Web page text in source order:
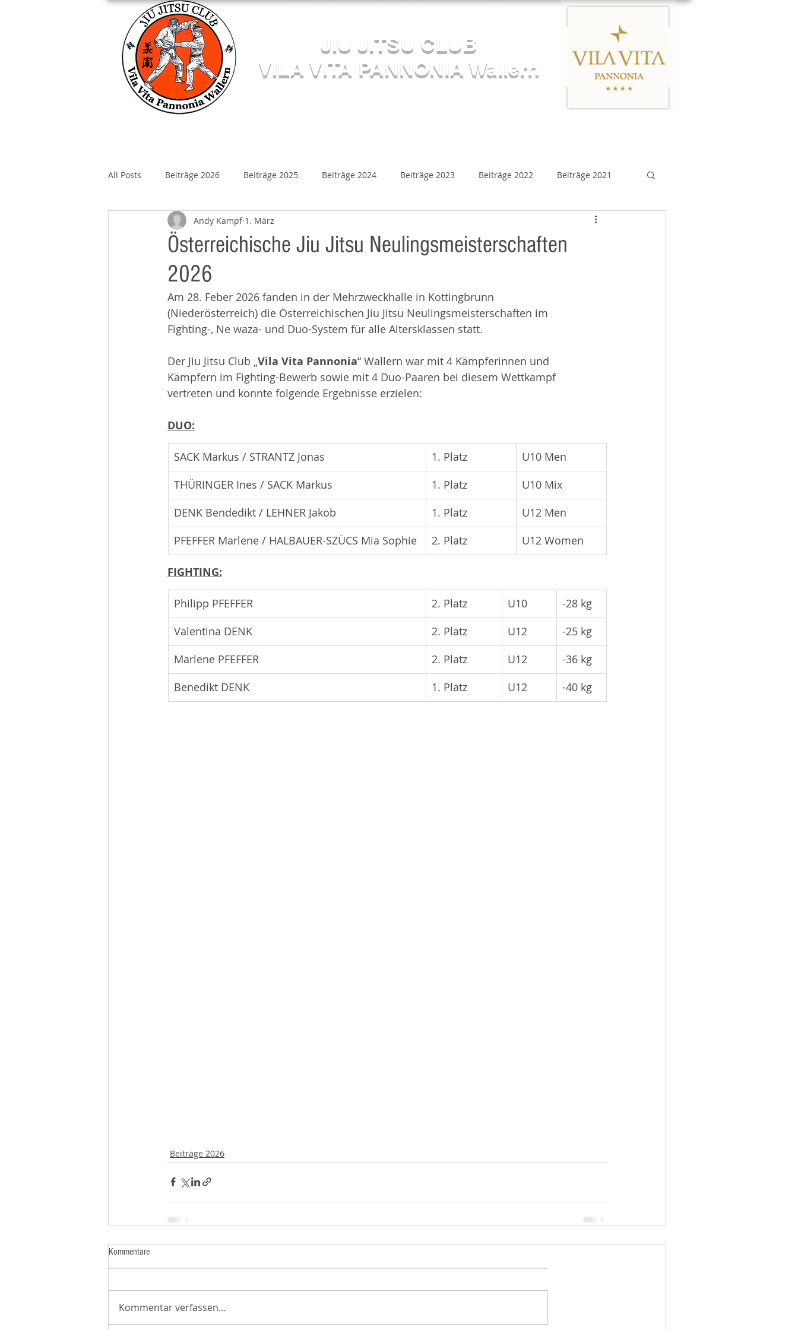
JIU JITSU CLUB
VILA VITA PANNONIA Wallern
All Posts Beiträge 2026 Beiträge 2025 Beiträge 2024 Beiträge 2023 Beiträge 2022 Beiträge 2021
Beiträge 2020 Beiträge 2019
Beiträge 2014 Infos
Österreichische Jiu Jitsu Neulingsmeisterschaften
2026
Andy Kampf 1. März
Am 28. Feber 2026 fanden in der Mehrzweckhalle in Kottingbrunn
(Niederösterreich) die Österreichischen Jiu Jitsu Neulingsmeisterschaften im
Fighting-, Ne waza- und Duo-System für alle Altersklassen statt.
Der Jiu Jitsu Club „Vila Vita Pannonia“ Wallern war mit 4 Kämpferinnen und
Kämpfern im Fighting-Bewerb sowie mit 4 Duo-Paaren bei diesem Wettkampf
vertreten und konnte folgende Ergebnisse erzielen:
DUO:
SACK Markus / STRANTZ Jonas 1. Platz
U10 Men
THÜRINGER Ines / SACK Markus
1. Platz
U10 Mix
DENK Bendedikt / LEHNER Jakob
1. Platz
U12 Men
PFEFFER Marlene / HALBAUER-SZÜCS Mia Sophie
2. Platz U12 Women
FIGHTING:
Philipp PFEFFER 2. Platz U10
-28 kg
Valentina DENK
2. Platz U12
-25 kg
Marlene PFEFFER
2. Platz U12
-36 kg
Benedikt DENK
1. Platz U12 -40 kg
Beiträge 2026
Kommentare
Kommentar verfassen...